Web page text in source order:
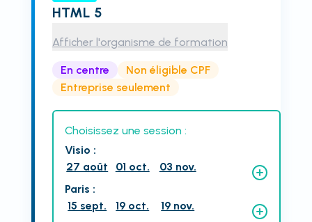
HTML 5
Afficher l'organisme de formation
En centre
Non éligible CPF
Entreprise seulement
Choisissez une session :
Visio :
27 août
01 oct.
03 nov.
Paris :
15 sept.
19 oct. 19 nov.